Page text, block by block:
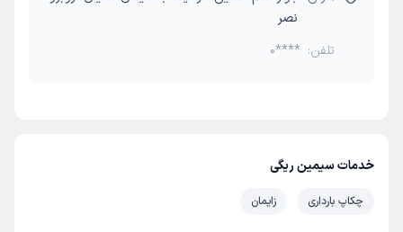
نصر
تلفن: 0****
خدمات سیمین ریگی
چکاپ بارداری زایمان